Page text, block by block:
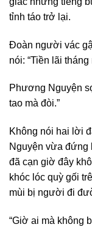
tỉnh táo trở lại.
Đoàn người vác
nói: “Tiền lãi
Phương Nguyện
tao mà đòi.”
Không nói hai lời
Nguyện vừa đứng
đã cạn giờ đây
khóc lóc quỳ gối
mùi bị người đi
“Giờ ai mà không